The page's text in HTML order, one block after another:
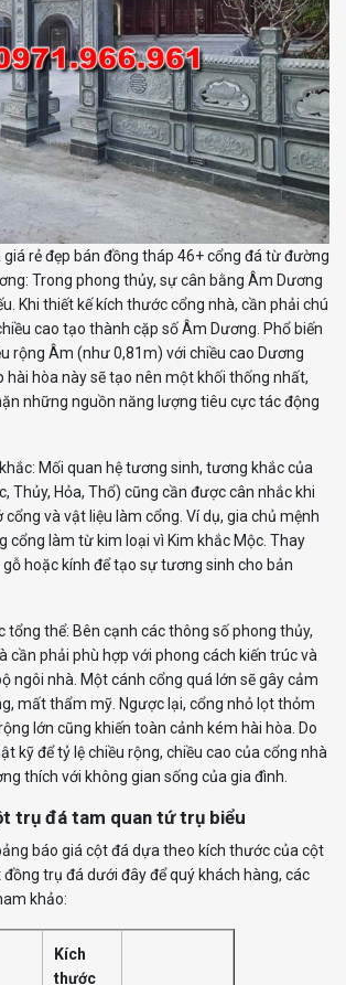
rẻ đẹp bán đồng tháp 46+ cổng đá từ đường
Trong phong thủy, sự cân bằng Âm Dương
Khi thiết kế kích thước cổng nhà, cần phải chú
cao tạo thành cặp số Âm Dương. Phổ biến
rộng Âm (như 0,81m) với chiều cao Dương
hài hòa này sẽ tạo nên một khối thống nhất,
những nguồn năng lượng tiêu cực tác động
Mối quan hệ tương sinh, tương khắc của
Thủy, Hỏa, Thổ) cũng cần được cân nhắc khi
cổng và vật liệu làm cổng. Ví dụ, gia chủ mệnh
cổng làm từ kim loại vì Kim khắc Mộc. Thay
hoặc kính để tạo sự tương sinh cho bản
tổng thể: Bên cạnh các thông số phong thủy,
cần phải phù hợp với phong cách kiến trúc và
ngôi nhà. Một cánh cổng quá lớn sẽ gây cảm
mất thẩm mỹ. Ngược lại, cổng nhỏ lọt thỏm
lớn cũng khiến toàn cảnh kém hài hòa. Do
kỹ để tỷ lệ chiều rộng, chiều cao của cổng nhà
thích với không gian sống của gia đình.
trụ đá tam quan tứ trụ biểu
báo giá cột đá dựa theo kích thước của cột
trụ đá dưới đây để quý khách hàng, các
khảo:
Kích
thước